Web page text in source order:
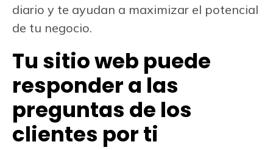
diario y te ayudan a maximizar el potencial
de tu negocio.
Tu sitio web puede
responder a las
preguntas de los
clientes por ti